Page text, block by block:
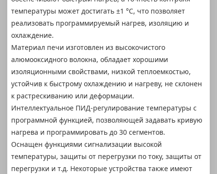
температуры может достигать ±1 °C, что позволяет
реализовать программируемый нагрев, изоляцию и
охлаждение.
Материал печи изготовлен из высокочистого
алюмооксидного волокна, обладает хорошими
изоляционными свойствами, низкой теплоемкостью,
устойчив к быстрому охлаждению и нагреву, не склонен
к растрескиванию или деформации.
Интеллектуальное ПИД-регулирование температуры с
программной функцией, позволяющей задавать кривую
нагрева и программировать до 30 сегментов.
Оснащен функциями сигнализации высокой
температуры, защиты от перегрузки по току, защиты от
перегрузки и т.д. Некоторые устройства также имеют